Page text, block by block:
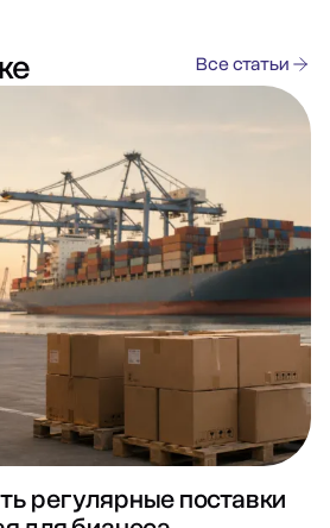
Все статьи
регулярные поставки